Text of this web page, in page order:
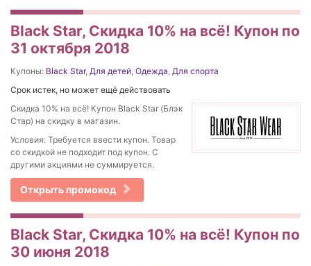
Black Star, Скидка 10% на всё! Купон по
31 октября 2018
Купоны: Black Star, Для детей, Одежда, Для спорта
Срок истек, но может ещё действовать
Скидка 10% на всё! Купон Black Star (Блэк
Стар) на скидку в магазин.
Условия: Требуется ввести купон. Товар
со скидкой не подходит под купон. С
другими акциями не суммируется.
Открыть промокод
Black Star, Скидка 10% на всё! Купон по
30 июня 2018